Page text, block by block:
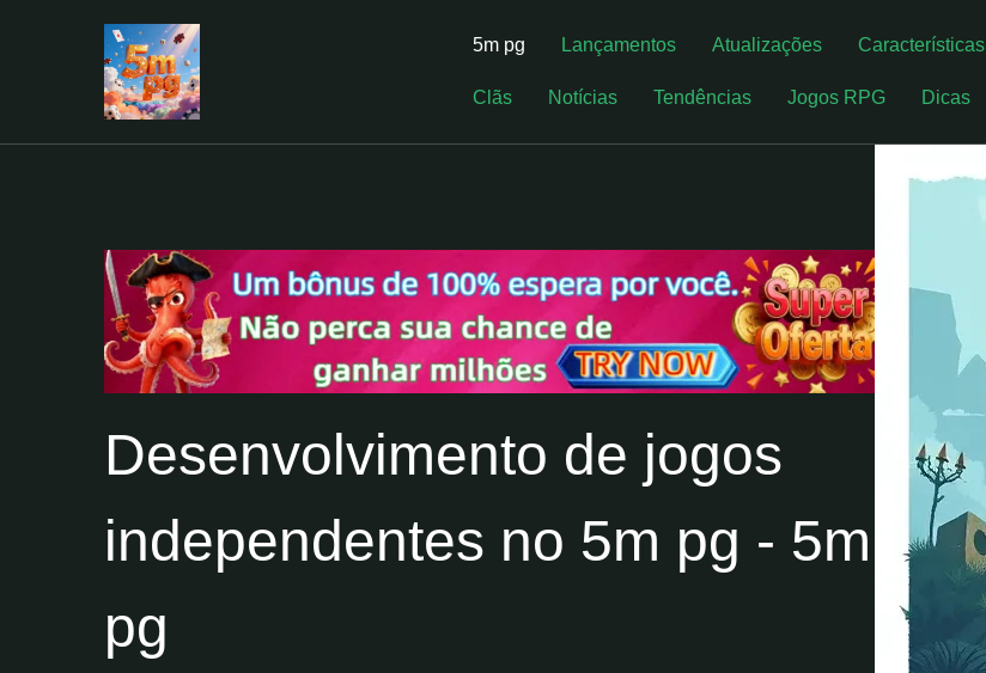
5m pg Lançamentos Atualizações Características
Clãs Notícias Tendências Jogos RPG Dicas
Desenvolvimento de jogos
independentes no 5m pg - 5m
pg